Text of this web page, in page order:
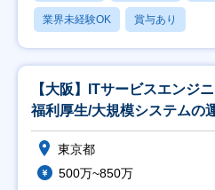
業界未経験OK 賞与あり
【大阪】ITサービスエンジ
福利厚生/大規模システムの
東京都
500万~850万